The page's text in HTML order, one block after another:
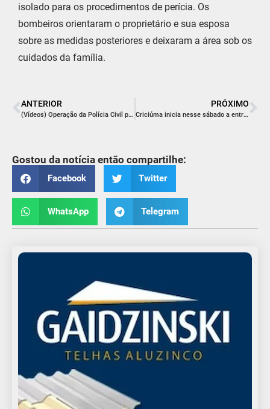
isolado para os procedimentos de perícia. Os
bombeiros orientaram o proprietário e sua esposa
sobre as medidas posteriores e deixaram a área sob os
cuidados da família.
ANTERIOR
(Vídeos) Operação da Polícia Civil prende dois por tráfico de drogas em área considerada vermelha de Criciúma
PRÓXIMO
Criciúma inicia nesse sábado a entrega das camisas da promoção de quitação anual de sócios 2026
Gostou da notícia então compartilhe:
Facebook Twitter
WhatsApp Telegram